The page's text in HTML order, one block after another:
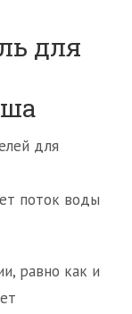
для
для
поток воды
равно как и